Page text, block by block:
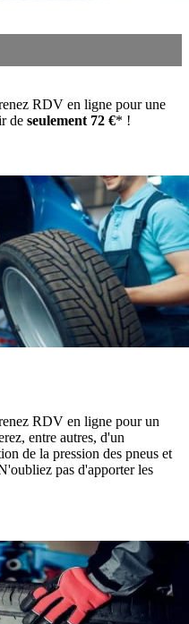
RDV en ligne pour une
de seulement 72 €* !
RDV en ligne pour un
entre autres, d'un
de la pression des pneus et
pas d'apporter les